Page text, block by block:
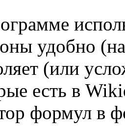
удобно
(или
есть в
формул в